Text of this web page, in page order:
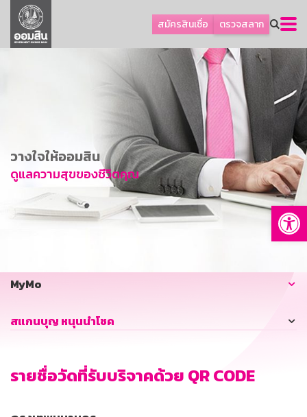
สมัครสินเชื่อ ตรวจสลาก
ลูกค้าธุรกิจ
ลูกค้าผู้ประกอบรายย่อย
การพัฒนาที่ยั่งยืน
ข่าวสาร
บริการทางการเงิน
อื่นๆ
วางใจให้ออมสิน
ดูแลความสุขของชีวิตคุณ
MyMo
สแกนบุญ หนุนนำโชค
รายชื่อวัดที่รับบริจาคด้วย QR CODE